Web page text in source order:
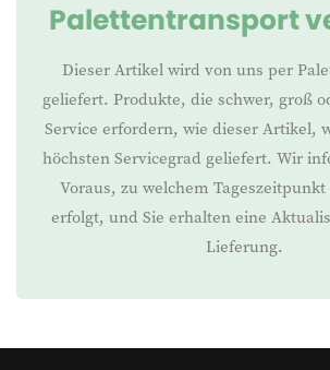
Palettentransport
Dieser Artikel wird von uns per
geliefert. Produkte, die schwer, groß
Service erfordern, wie dieser Artikel,
höchsten Servicegrad geliefert. Wir
Voraus, zu welchem
erfolgt, und Sie erhalten eine
Lieferung.